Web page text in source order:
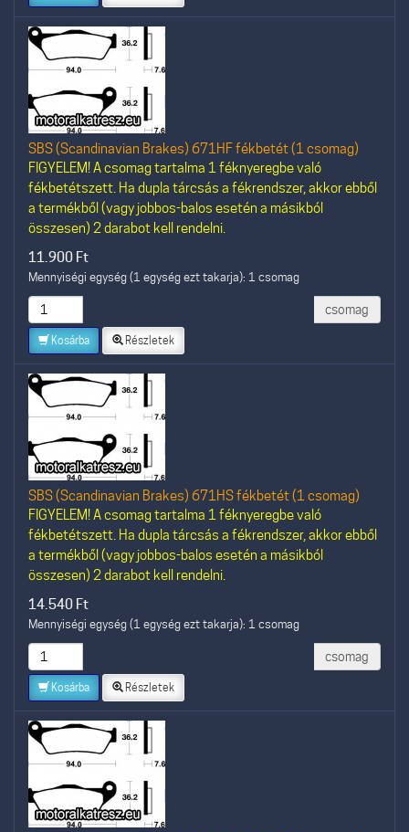
SBS (Scandinavian Brakes) 671HF fékbetét (1 csomag)
FIGYELEM! A csomag tartalma 1 féknyeregbe való
fékbetétszett. Ha dupla tárcsás a fékrendszer, akkor ebből
a termékből (vagy jobbos-balos esetén a másikból
összesen) 2 darabot kell rendelni.
11.900 Ft
Mennyiségi egység (1 egység ezt takarja): 1 csomag
csomag
Kosárba Részletek
SBS (Scandinavian Brakes) 671HS fékbetét (1 csomag)
FIGYELEM! A csomag tartalma 1 féknyeregbe való
fékbetétszett. Ha dupla tárcsás a fékrendszer, akkor ebből
a termékből (vagy jobbos-balos esetén a másikból
összesen) 2 darabot kell rendelni.
14.540 Ft
Mennyiségi egység (1 egység ezt takarja): 1 csomag
csomag
Kosárba Részletek